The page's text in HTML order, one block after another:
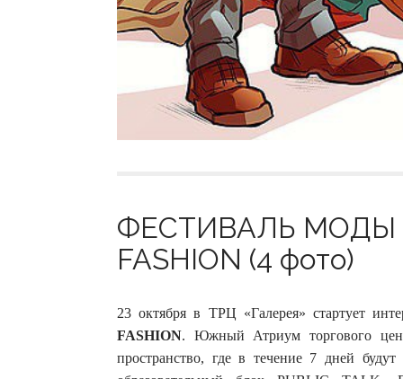
ФЕСТИВАЛЬ МОДЫ
FASHION (4 фото)
23 октября в ТРЦ «Галерея» стартует
FASHION. Южный Атриум торгового
пространство, где в течение 7 дней